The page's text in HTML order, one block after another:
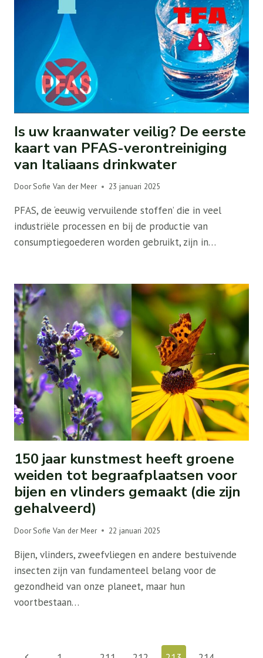
Is uw kraanwater veilig? De eerste
kaart van PFAS-verontreiniging
van Italiaans drinkwater
DoorSofie Van der Meer 23 januari 2025
PFAS, de ‘eeuwig vervuilende stoffen’ die in veel
industriële processen en bij de productie van
consumptiegoederen worden gebruikt, zijn in…
150 jaar kunstmest heeft groene
weiden tot begraafplaatsen voor
bijen en vlinders gemaakt (die zijn
gehalveerd)
DoorSofie Van der Meer 22 januari 2025
Bijen, vlinders, zweefvliegen en andere bestuivende
insecten zijn van fundamenteel belang voor de
gezondheid van onze planeet, maar hun
voortbestaan…